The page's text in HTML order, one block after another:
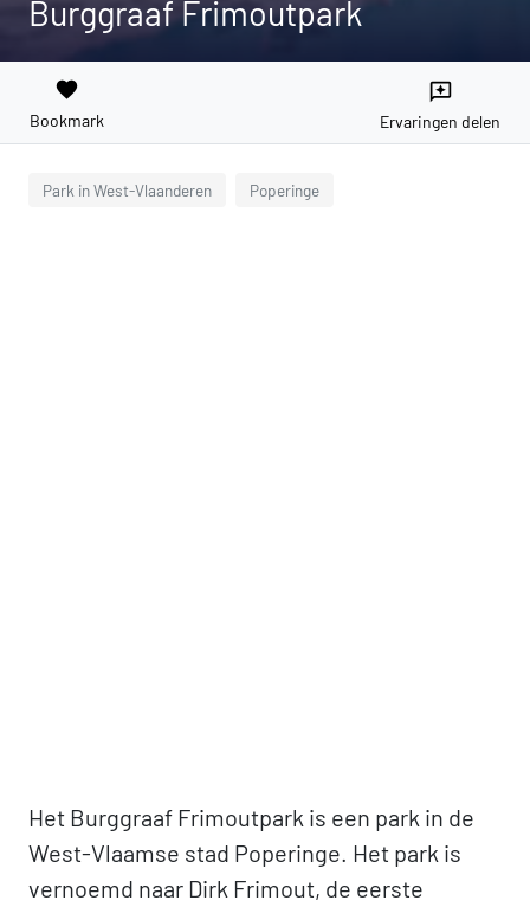
Burggraaf Frimoutpark
favorite
Bookmark
reviews
Ervaringen delen
Park in West-Vlaanderen Poperinge
Het Burggraaf Frimoutpark is een park in de
West-Vlaamse stad Poperinge. Het park is
vernoemd naar Dirk Frimout, de eerste